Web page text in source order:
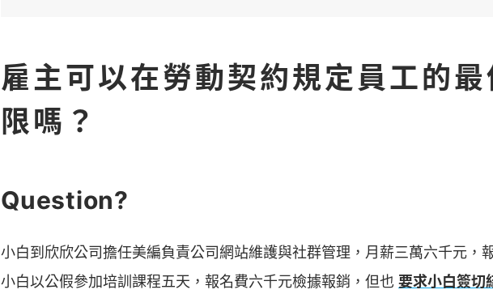
雇主可以在勞動契約規定員工的
限嗎？
Question?
小白到欣欣公司擔任美編負責公司網站維護與社群管理，月薪三萬六千元，
小白以公假參加培訓課程五天，報名費六千元檢據報銷，但也 要求小白簽切